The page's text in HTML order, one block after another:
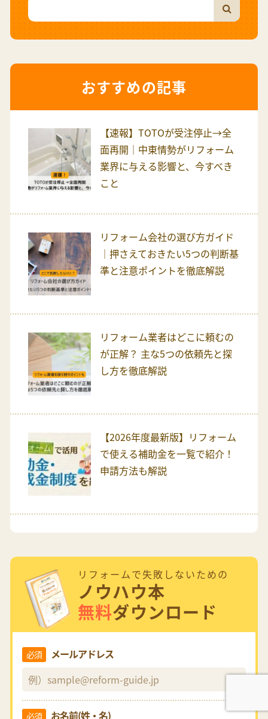
おすすめの記事
【速報】TOTOが受注停止→全
面再開｜中東情勢がリフォーム
業界に与える影響と、今すべき
こと
リフォーム会社の選び方ガイド
｜押さえておきたい5つの判断基
準と注意ポイントを徹底解説
リフォーム業者はどこに頼むの
が正解？ 主な5つの依頼先と探
し方を徹底解説
【2026年度最新版】リフォーム
で使える補助金を一覧で紹介！
申請方法も解説
リフォームで失敗しないための
ノウハウ本
無料ダウンロード
必須 メールアドレス
必須 お名前(姓・名)